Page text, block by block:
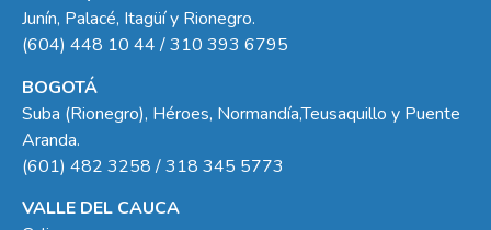
Junín, Palacé, Itagüí y Rionegro.
(604) 448 10 44 / 310 393 6795
BOGOTÁ
Suba (Rionegro), Héroes, Normandía,Teusaquillo y Puente
Aranda.
(601) 482 3258 / 318 345 5773
VALLE DEL CAUCA